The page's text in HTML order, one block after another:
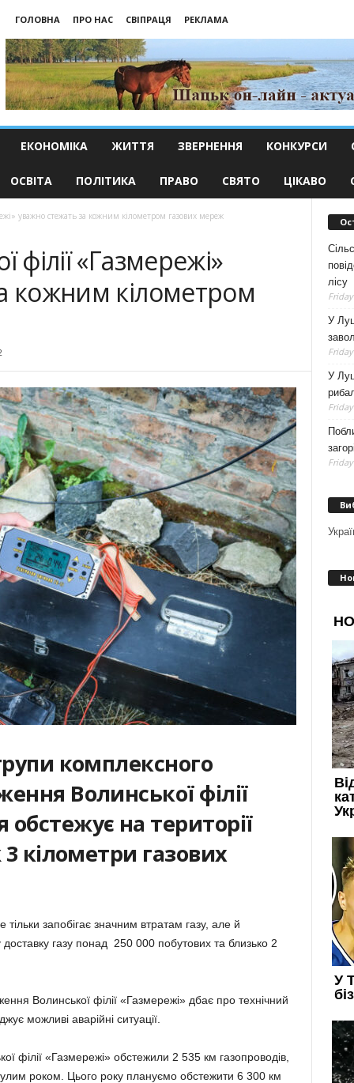
ГОЛОВНА ПРО НАС СВІПРАЦЯ РЕКЛАМА
ЕКОНОМІКА ЖИТТЯ ЗВЕРНЕННЯ КОНКУРСИ
ОСВІТА ПОЛІТИКА ПРАВО СВЯТО ЦІКАВО
уважно стежать за кожним кілометром газових мереж
філії «Газмережі»
кожним кілометром
комплексного
Волинської філії
на території
кілометри газових
запобігає значним втратам газу, але й
газу понад 250 000 побутових та близько 2
Волинської філії «Газмережі» дбає про технічний
можливі аварійні ситуації.
філії «Газмережі» обстежили 2 535 км газопроводів,
роком. Цього року плануємо обстежити 6 300 км
лісу
У
У